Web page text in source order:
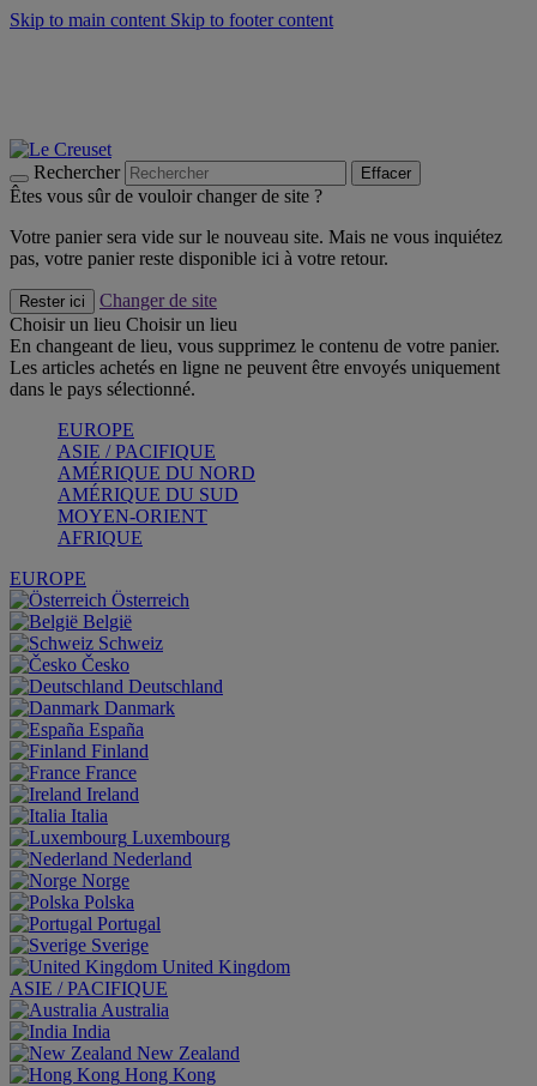
Skip to main content Skip to footer content
Rechercher Effacer
Êtes vous sûr de vouloir changer de site ?
Votre panier sera vide sur le nouveau site. Mais ne vous inquiétez
pas, votre panier reste disponible ici à votre retour.
Rester ici
Changer de site
Choisir un lieu Choisir un lieu
En changeant de lieu, vous supprimez le contenu de votre panier.
Les articles achetés en ligne ne peuvent être envoyés uniquement
dans le pays sélectionné.
EUROPE
ASIE / PACIFIQUE
AMÉRIQUE DU NORD
AMÉRIQUE DU SUD
MOYEN-ORIENT
AFRIQUE
EUROPE
Österreich
België
Schweiz
Česko
Deutschland
Danmark
España
Finland
France
Ireland
Italia
Luxembourg
Nederland
Norge
Polska
Portugal
Sverige
United Kingdom
ASIE / PACIFIQUE
Australia
India
New Zealand
Hong Kong